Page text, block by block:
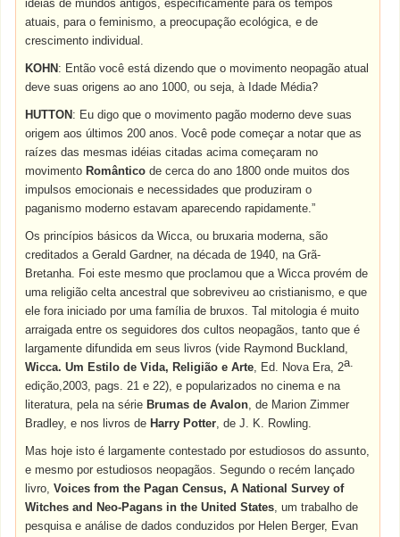
idéias de mundos antigos, especificamente para os tempos
atuais, para o feminismo, a preocupação ecológica, e de
crescimento individual.
KOHN : Então você está dizendo que o movimento neopagão atual
deve suas origens ao ano 1000, ou seja, à Idade Média?
HUTTON : Eu digo que o movimento pagão moderno deve suas
origem aos últimos 200 anos. Você pode começar a notar que as
raízes das mesmas idéias citadas acima começaram no
movimento Romântico de cerca do ano 1800 onde muitos dos
impulsos emocionais e necessidades que produziram o
paganismo moderno estavam aparecendo rapidamente.”
Os princípios básicos da Wicca, ou bruxaria moderna, são
creditados a Gerald Gardner, na década de 1940, na Grã-
Bretanha. Foi este mesmo que proclamou que a Wicca provém de
uma religião celta ancestral que sobreviveu ao cristianismo, e que
ele fora iniciado por uma família de bruxos. Tal mitologia é muito
arraigada entre os seguidores dos cultos neopagãos, tanto que é
largamente difundida em seus livros (vide Raymond Buckland,
Wicca. Um Estilo de Vida, Religião e Arte, Ed. Nova Era, 2a.
edição,2003, pags. 21 e 22), e popularizados no cinema e na
literatura, pela na série Brumas de Avalon, de Marion Zimmer
Bradley, e nos livros de Harry Potter, de J. K. Rowling.
Mas hoje isto é largamente contestado por estudiosos do assunto,
e mesmo por estudiosos neopagãos. Segundo o recém lançado
livro,Voices from the Pagan Census, A National Survey of
Witches and Neo-Pagans in the United States, um trabalho de
pesquisa e análise de dados conduzidos por Helen Berger, Evan